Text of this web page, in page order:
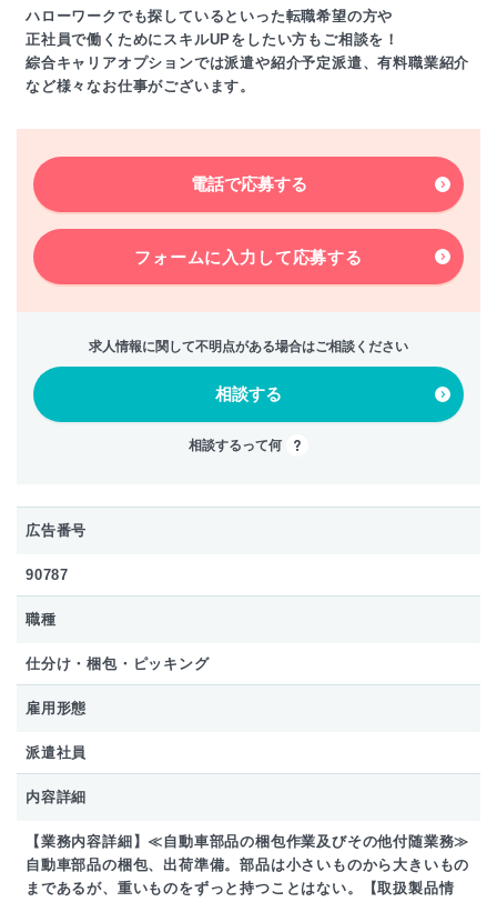
ハローワークでも探しているといった転職希望の方や
正社員で働くためにスキルUPをしたい方もご相談を！
綜合キャリアオプションでは派遣や紹介予定派遣、有料職業紹介
など様々なお仕事がございます。
電話で応募する
フォームに入力して応募する
求人情報に関して不明点がある場合はご相談ください
相談する
相談するって何
広告番号
90787
職種
仕分け・梱包・ピッキング
雇用形態
派遣社員
内容詳細
【業務内容詳細】≪自動車部品の梱包作業及びその他付随業務≫
自動車部品の梱包、出荷準備。部品は小さいものから大きいもの
まであるが、重いものをずっと持つことはない。【取扱製品情